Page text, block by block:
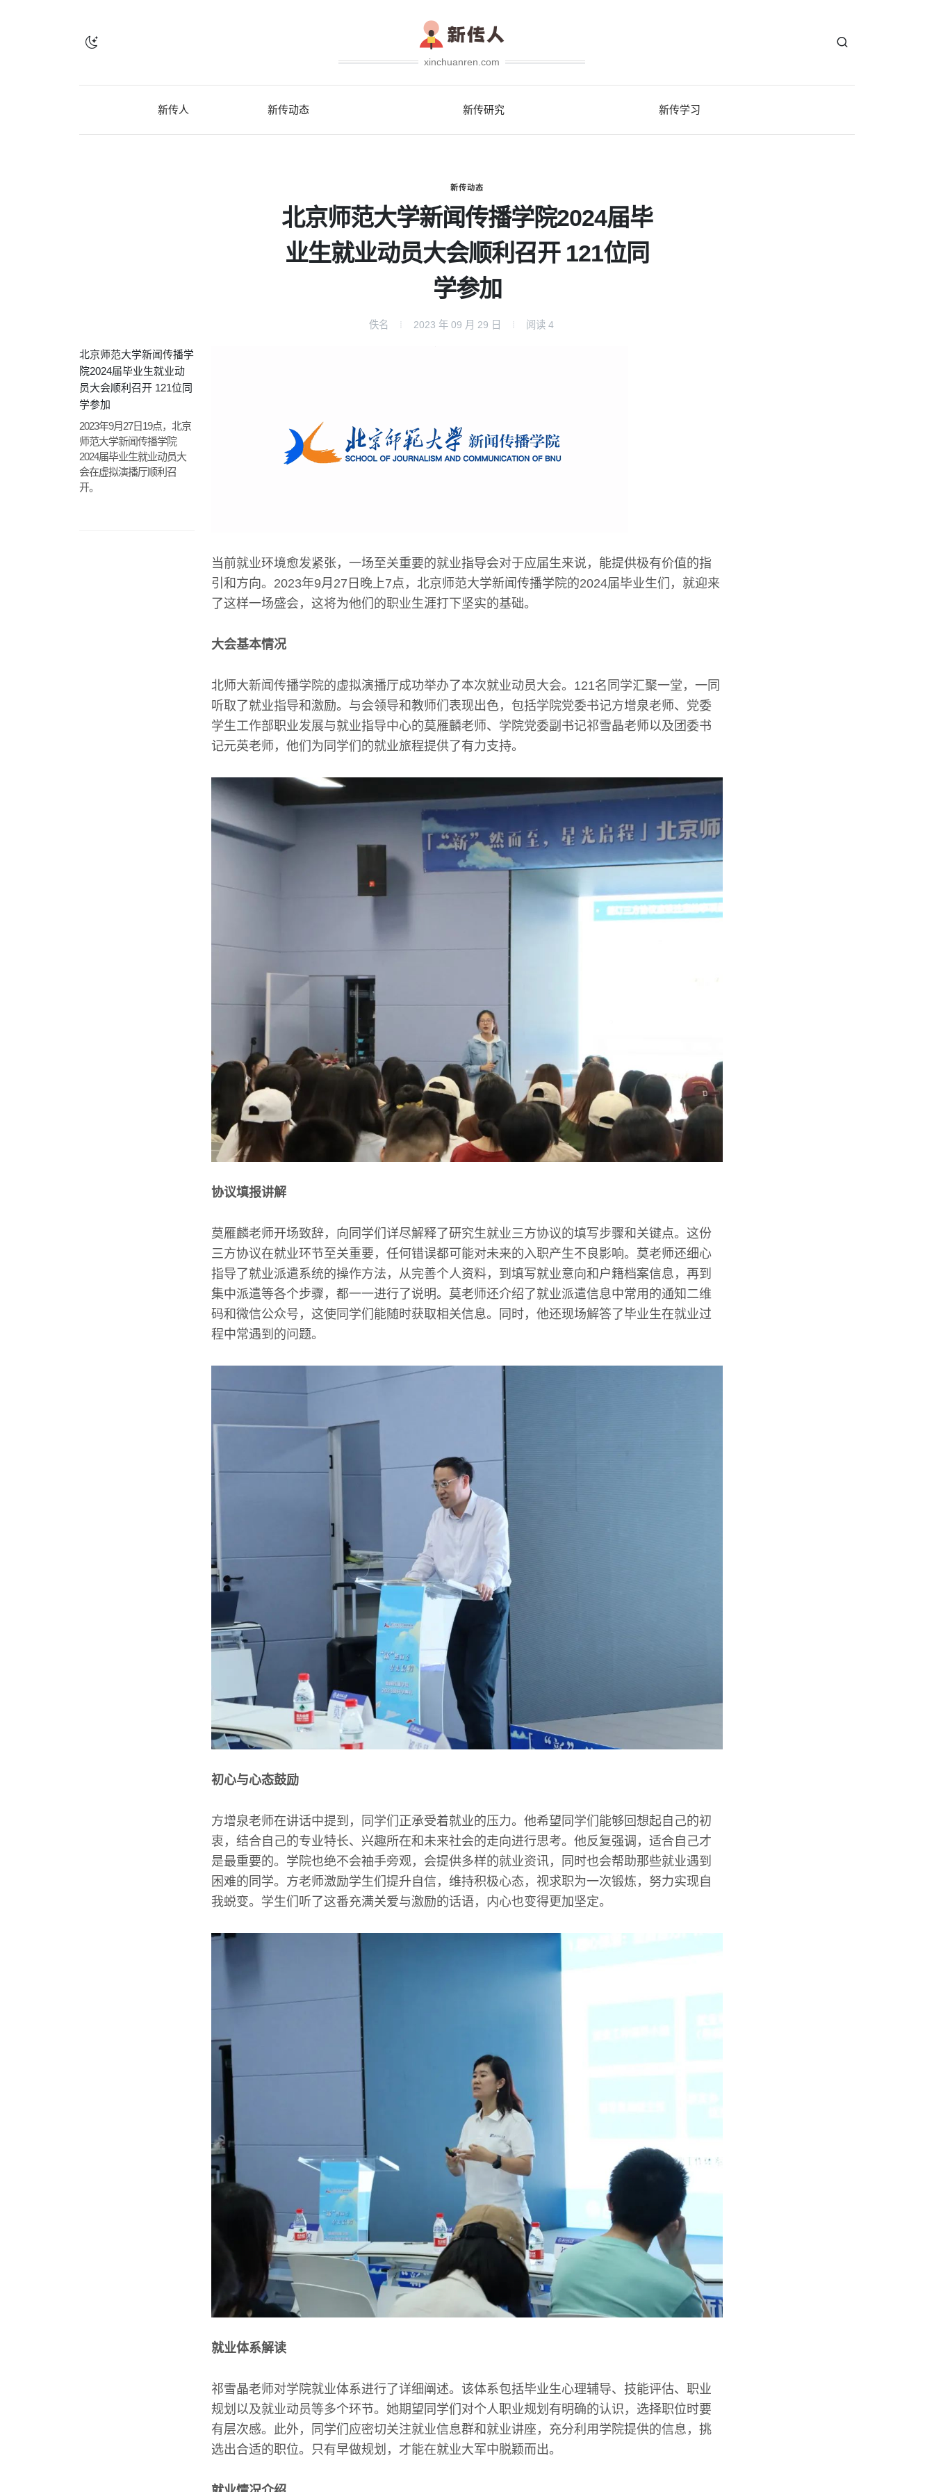
xinchuanren.com
新传人 新传动态 新传研究 新传学习
新传动态
北京师范大学新闻传播学院2024届毕
业生就业动员大会顺利召开 121位同
学参加
佚名 2023 年 09 月 29 日 阅读 4
北京师范大学新闻传播学
院2024届毕业生就业动
员大会顺利召开 121位同
学参加
2023年9月27日19点，北京
师范大学新闻传播学院
2024届毕业生就业动员大
会在虚拟演播厅顺利召
开。
当前就业环境愈发紧张，一场至关重要的就业指导会对于应届生来说，能提供极有价值的指
引和方向。2023年9月27日晚上7点，北京师范大学新闻传播学院的2024届毕业生们，就迎来
了这样一场盛会，这将为他们的职业生涯打下坚实的基础。
大会基本情况
北师大新闻传播学院的虚拟演播厅成功举办了本次就业动员大会。121名同学汇聚一堂，一同
听取了就业指导和激励。与会领导和教师们表现出色，包括学院党委书记方增泉老师、党委
学生工作部职业发展与就业指导中心的莫雁麟老师、学院党委副书记祁雪晶老师以及团委书
记元英老师，他们为同学们的就业旅程提供了有力支持。
协议填报讲解
莫雁麟老师开场致辞，向同学们详尽解释了研究生就业三方协议的填写步骤和关键点。这份
三方协议在就业环节至关重要，任何错误都可能对未来的入职产生不良影响。莫老师还细心
指导了就业派遣系统的操作方法，从完善个人资料，到填写就业意向和户籍档案信息，再到
集中派遣等各个步骤，都一一进行了说明。莫老师还介绍了就业派遣信息中常用的通知二维
码和微信公众号，这使同学们能随时获取相关信息。同时，他还现场解答了毕业生在就业过
程中常遇到的问题。
初心与心态鼓励
方增泉老师在讲话中提到，同学们正承受着就业的压力。他希望同学们能够回想起自己的初
衷，结合自己的专业特长、兴趣所在和未来社会的走向进行思考。他反复强调，适合自己才
是最重要的。学院也绝不会袖手旁观，会提供多样的就业资讯，同时也会帮助那些就业遇到
困难的同学。方老师激励学生们提升自信，维持积极心态，视求职为一次锻炼，努力实现自
我蜕变。学生们听了这番充满关爱与激励的话语，内心也变得更加坚定。
就业体系解读
祁雪晶老师对学院就业体系进行了详细阐述。该体系包括毕业生心理辅导、技能评估、职业
规划以及就业动员等多个环节。她期望同学们对个人职业规划有明确的认识，选择职位时要
有层次感。此外，同学们应密切关注就业信息群和就业讲座，充分利用学院提供的信息，挑
选出合适的职位。只有早做规划，才能在就业大军中脱颖而出。